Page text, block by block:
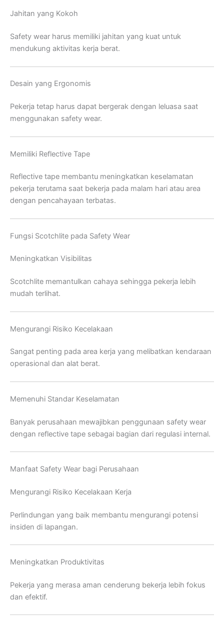
Jahitan yang Kokoh
Safety wear harus memiliki jahitan yang kuat untuk
mendukung aktivitas kerja berat.
Desain yang Ergonomis
Pekerja tetap harus dapat bergerak dengan leluasa saat
menggunakan safety wear.
Memiliki Reflective Tape
Reflective tape membantu meningkatkan keselamatan
pekerja terutama saat bekerja pada malam hari atau area
dengan pencahayaan terbatas.
Fungsi Scotchlite pada Safety Wear
Meningkatkan Visibilitas
Scotchlite memantulkan cahaya sehingga pekerja lebih
mudah terlihat.
Mengurangi Risiko Kecelakaan
Sangat penting pada area kerja yang melibatkan kendaraan
operasional dan alat berat.
Memenuhi Standar Keselamatan
Banyak perusahaan mewajibkan penggunaan safety wear
dengan reflective tape sebagai bagian dari regulasi internal.
Manfaat Safety Wear bagi Perusahaan
Mengurangi Risiko Kecelakaan Kerja
Perlindungan yang baik membantu mengurangi potensi
insiden di lapangan.
Meningkatkan Produktivitas
Pekerja yang merasa aman cenderung bekerja lebih fokus
dan efektif.